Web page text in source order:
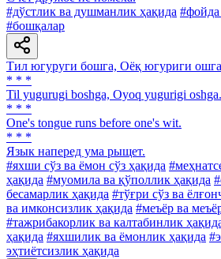
#дўстлик ва душманлик ҳақида #фойда
#бошқалар
Тил югуруги бошга, Оёқ югуриги
* * *
Til yugurugi boshga, Oyoq yugurigi oshga.
* * *
One's tongue runs before one's wit.
* * *
Язык наперед ума рыщет.
#яхши сўз ва ёмон сўз ҳақида
ҳақида #муомила ва қўполлик ҳақида
бесамарлик ҳақида #тўғри сўз ва
ва имконсизлик ҳақида #меъёр ва
#тажрибакорлик ва калтабинлик
ҳақида #яхшилик ва ёмонлик ҳақида
эҳтиётсизлик ҳақида